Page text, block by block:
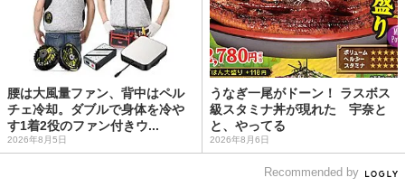
腰は大風量ファン、背中はペル
チェ冷却。ダブルで身体を冷や
す1着2役のファン付きウ...
2026年8月5日
うなぎ一尾がドーン！ ラスボス
級スタミナ丼が現れた 宇奈と
と、やってる
2026年8月6日
Recommended by